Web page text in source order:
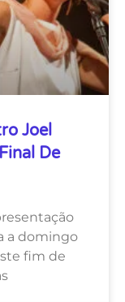
Joel
De
a domingo
fim de